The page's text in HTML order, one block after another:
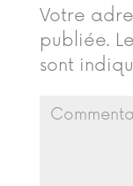
Votre
publiée.
sont